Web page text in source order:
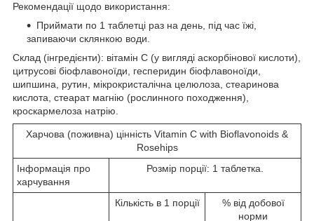
Рекомендації щодо використання:
Приймати по 1 таблетці раз на день, під час їжі,
запиваючи склянкою води.
Склад (інгредієнти): вітамін C (у вигляді аскорбінової кислоти),
цитрусові біофлавоноїди, гесперидин біофлавоноїди,
шипшина, рутин, мікрокристалічна целюлоза, стеаринова
кислота, стеарат магнію (рослинного походження),
кроскармелоза натрію.
Харчова (поживна) цінність Vitamin C with Bioflavonoids &
Rosehips
Інформація про
харчування
Розмір порції: 1 таблетка.
Кількість в 1 порції
% від добової
норми